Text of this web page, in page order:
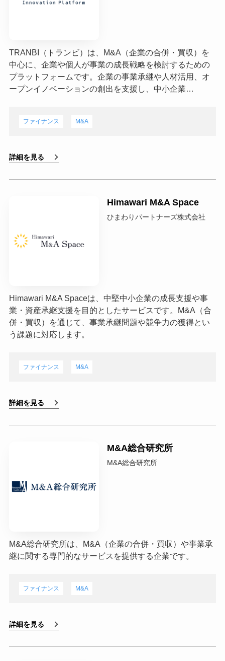
TRANBI（トランビ）は、M&A（企業の合併・買収）を
中心に、企業や個人が事業の成長戦略を検討するための
プラットフォームです。企業の事業承継や人材活用、オ
ープンイノベーションの創出を支援し、中小企業…
ファイナンス M&A
詳細を見る
Himawari M&A Space
ひまわりパートナーズ株式会社
Himawari M&A Spaceは、中堅中小企業の成長支援や事
業・資産承継支援を目的としたサービスです。M&A（合
併・買収）を通じて、事業承継問題や競争力の獲得とい
う課題に対応します。
ファイナンス M&A
詳細を見る
M&A総合研究所
M&A総合研究所
M&A総合研究所は、M&A（企業の合併・買収）や事業承
継に関する専門的なサービスを提供する企業です。
ファイナンス M&A
詳細を見る